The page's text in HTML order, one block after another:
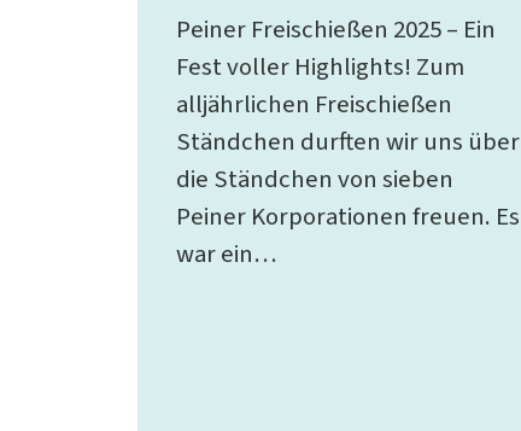
Peiner Freischießen 2025 – Ein
Fest voller Highlights! Zum
alljährlichen Freischießen
Ständchen durften wir uns über
die Ständchen von sieben
Peiner Korporationen freuen. Es
war ein…